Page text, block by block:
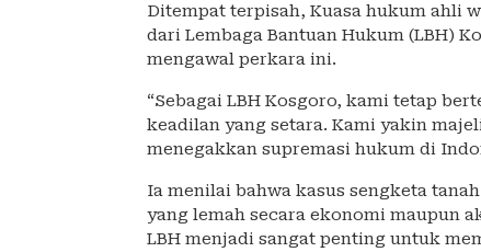
Ditempat terpisah, Kuasa hukum ahli
dari Lembaga Bantuan Hukum (LBH)
mengawal perkara ini.
“Sebagai LBH Kosgoro, kami tetap
keadilan yang setara. Kami yakin
menegakkan supremasi hukum di
Ia menilai bahwa kasus sengketa
yang lemah secara ekonomi maupun
LBH menjadi sangat penting untuk